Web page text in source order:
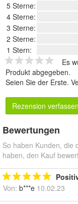
5 Sterne:
4 Sterne:
3 Sterne:
2 Sterne:
1 Stern:
Es
Produkt abgegeben.
Seien Sie der Erste.
Rezension verfassen
Bewertungen
So haben Kunden, die
haben, den Kauf
Von: b***e 10.02.23